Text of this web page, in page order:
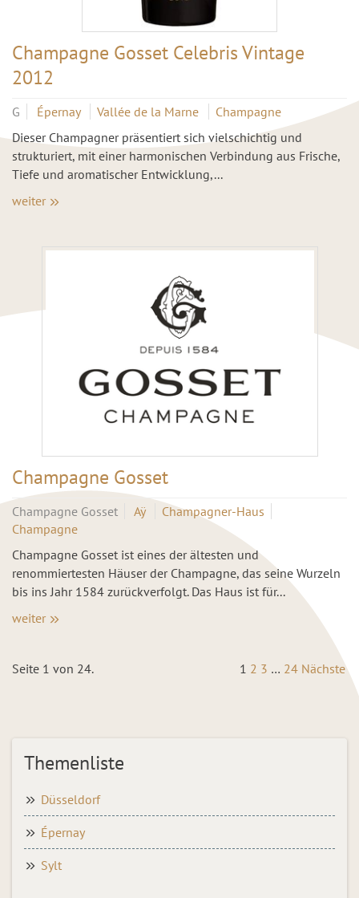
Champagne Gosset Celebris Vintage
2012
G Épernay Vallée de la Marne
Champagne
Dieser Champagner präsentiert sich vielschichtig und
strukturiert, mit einer harmonischen Verbindung aus Frische,
Tiefe und aromatischer Entwicklung,...
weiter
Champagne Gosset
Champagne Gosset Aÿ
Champagner-Haus
Champagne
Champagne Gosset ist eines der ältesten und
renommiertesten Häuser der Champagne, das seine Wurzeln
bis ins Jahr 1584 zurückverfolgt. Das Haus ist für...
weiter
Seite 1 von 24. 1 2 3 … 24 Nächste
Themenliste
Düsseldorf
Épernay
Sylt